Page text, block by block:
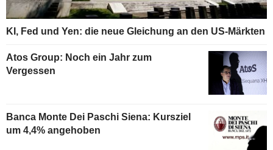
KI, Fed und Yen: die neue Gleichung an den US-Märkten
Atos Group: Noch ein Jahr zum
Vergessen
Banca Monte Dei Paschi Siena: Kursziel
um 4,4% angehoben